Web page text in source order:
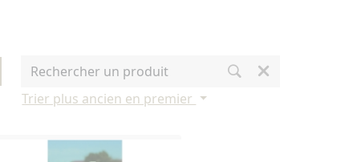
Trier plus ancien en premier